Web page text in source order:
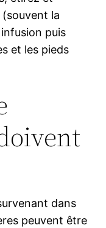
la
puis
et les pieds
dans
peuvent être